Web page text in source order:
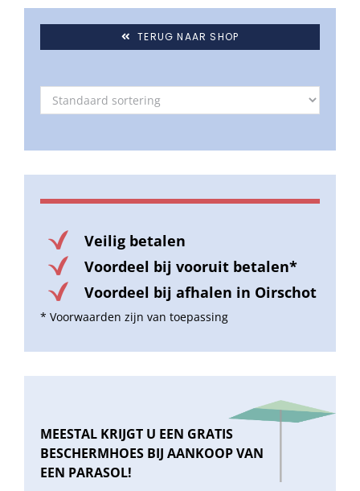
TERUG NAAR SHOP
Veilig betalen
Voordeel bij vooruit betalen*
Voordeel bij afhalen in Oirschot
* Voorwaarden zijn van toepassing
MEESTAL KRIJGT U EEN GRATIS
BESCHERMHOES BIJ AANKOOP VAN
EEN PARASOL!